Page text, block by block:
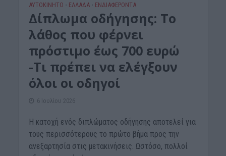
ΑΥΤΟΚΙΝΗΤΟ • ΕΛΛΑΔΑ • ΕΝΔΙΑΦΕΡΟΝΤΑ
Δίπλωμα οδήγησης: Το
λάθος που φέρνει
πρόστιμο έως 700 ευρώ
-Τι πρέπει να ελέγξουν
όλοι οι οδηγοί
6 Ιουλίου 2026
Η κατοχή ενός διπλώματος οδήγησης αποτελεί για
τους περισσότερους το πρώτο βήμα προς την
ανεξαρτησία στις μετακινήσεις. Ωστόσο, πολλοί